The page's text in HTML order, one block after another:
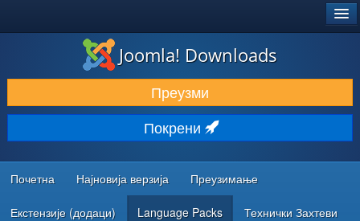
ПРЕУЗИМАЊЕ И ПРОШИРЕЊА (ЕКСТЕНЗИЈЕ)
ОТКРИЈТЕ И НАУЧИТЕ
ЗАЈЕДНИЦА И ПОДРШКА
РЕСУРСИ ЗА РАЗВОЈ
Joomla! Downloads
Преузми
Покрени
Почетна Најновија верзија Преузимање
Екстензије (додаци) Language Packs Технички Захтеви